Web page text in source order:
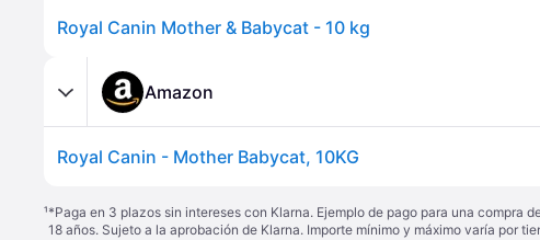
Royal Canin Mother & Babycat - 10 kg
Amazon
Royal Canin - Mother Babycat, 10KG
¹*Paga en 3 plazos sin intereses con Klarna. Ejemplo de pago para una compra
18 años. Sujeto a la aprobación de Klarna. Importe mínimo y máximo varía por